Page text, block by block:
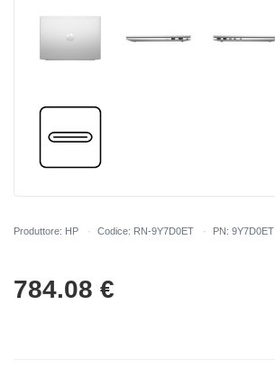
Produttore: HP Codice: RN-9Y7D0ET PN: 9Y7D0ET
784.08 €